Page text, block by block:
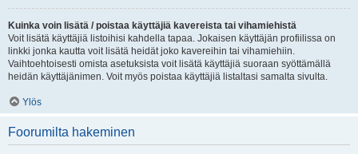
Kuinka voin lisätä / poistaa käyttäjiä kavereista tai vihamiehistä
Voit lisätä käyttäjiä listoihisi kahdella tapaa. Jokaisen käyttäjän profiilissa on
linkki jonka kautta voit lisätä heidät joko kavereihin tai vihamiehiin.
Vaihtoehtoisesti omista asetuksista voit lisätä käyttäjiä suoraan syöttämällä
heidän käyttäjänimen. Voit myös poistaa käyttäjiä listaltasi samalta sivulta.
Ylös
Foorumilta hakeminen